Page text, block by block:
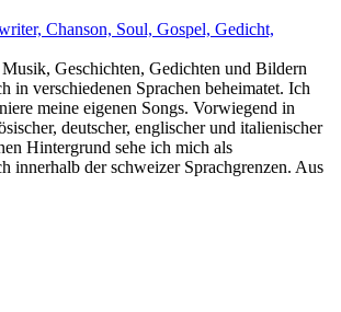
Chanson, Soul, Gospel, Gedicht,
Geschichten, Gedichten und Bildern
in verschiedenen Sprachen beheimatet. Ich
meine eigenen Songs. Vorwiegend in
deutscher, englischer und italienischer
Hintergrund sehe ich mich als
innerhalb der schweizer Sprachgrenzen. Aus